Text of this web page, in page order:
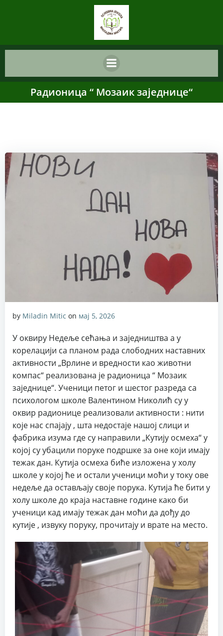
Skip
to
content
Радионица “ Мозаик заједнице“
by Miladin Mitic on мај 5, 2026
У оквиру Недеље сећања и заједништва а у
корелацији са планом рада слободних наставних
активности „Врлине и вредности као животни
компас“ реализована је радионица “ Мозаик
заједнице“. Ученици петог и шестог разреда са
психологом школе Валентином Николић су у
оквир радионице реализовали активности : нити
које нас спајају , шта недостаје нашој слици и
фабрика изума где су направили „Кутију осмеха“ у
којој су убацили поруке подршке за оне који имају
тежак дан. Кутија осмеха биће изложена у холу
школе у којој ће и остали ученици моћи у току ове
недеље да остављају своје порука. Кутија ће бити у
холу школе до краја наставне године како би
ученици кад имају тежак дан моћи да дођу до
кутије , извуку поруку, прочитају и врате на место.